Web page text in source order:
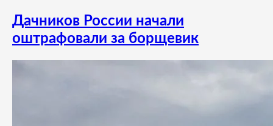
Дачников России начали
оштрафовали за борщевик